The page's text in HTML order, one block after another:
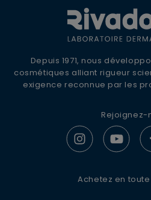
OFFRE DE BIENVENUE
10% DE REMISE
LIVRAISON
Inscrivez-vous à la
pour recevoir nos
actualités et offres
Depuis 1971, nous
cosmétiques alliant rigueur
exigence reconnue par les
Rejoignez-
Achetez en